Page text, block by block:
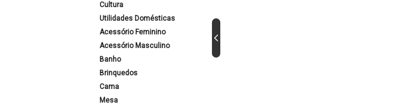
Cultura
Utilidades Domésticas
Acessório Feminino
Acessório Masculino
Banho
Brinquedos
Cama
Mesa